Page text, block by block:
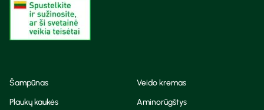
Šampūnas
Veido kremas
Plaukų kaukės
Aminorūgštys